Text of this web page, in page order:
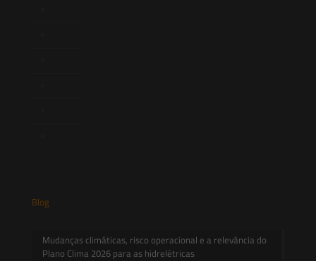
Blog
Mudanças climáticas, risco operacional e a relevância do
Plano Clima 2026 para as hidrelétricas